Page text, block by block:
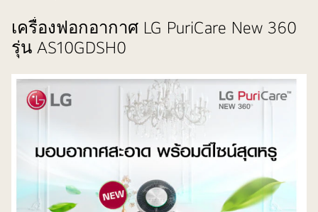
เครื่องฟอกอากาศ LG PuriCare New 360
รุ่น AS10GDSH0